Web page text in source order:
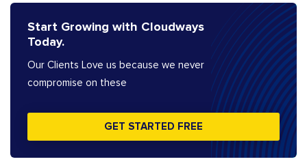
Start Growing with Cloudways
Today.
Our Clients Love us because we never
compromise on these
GET STARTED FREE